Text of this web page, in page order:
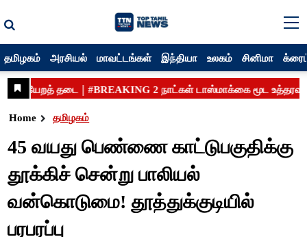
தமிழகம் அரசியல் மாவட்டங்கள் இந்தியா உலகம் சினிமா
Home தமிழகம்
45 வயது பெண்ணை காட்டுபகுதிக்கு
தூக்கிச் சென்று பாலியல்
வன்கொடுமை! தூத்துக்குடியில்
பரபரப்பு